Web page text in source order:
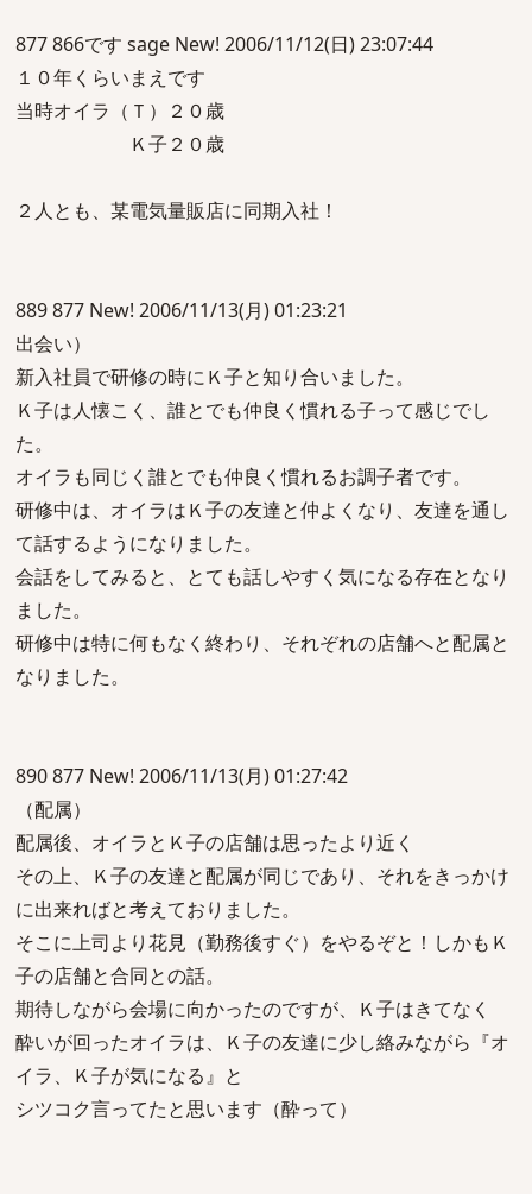
877 866です sage New! 2006/11/12(日) 23:07:44
１０年くらいまえです
当時オイラ（Ｔ）２０歳
Ｋ子２０歳
２人とも、某電気量販店に同期入社！
889 877 New! 2006/11/13(月) 01:23:21
出会い）
新入社員で研修の時にＫ子と知り合いました。
Ｋ子は人懐こく、誰とでも仲良く慣れる子って感じでし
た。
オイラも同じく誰とでも仲良く慣れるお調子者です。
研修中は、オイラはＫ子の友達と仲よくなり、友達を通し
て話するようになりました。
会話をしてみると、とても話しやすく気になる存在となり
ました。
研修中は特に何もなく終わり、それぞれの店舗へと配属と
なりました。
890 877 New! 2006/11/13(月) 01:27:42
（配属）
配属後、オイラとＫ子の店舗は思ったより近く
その上、Ｋ子の友達と配属が同じであり、それをきっかけ
に出来ればと考えておりました。
そこに上司より花見（勤務後すぐ）をやるぞと！しかもＫ
子の店舗と合同との話。
期待しながら会場に向かったのですが、Ｋ子はきてなく
酔いが回ったオイラは、Ｋ子の友達に少し絡みながら『オ
イラ、Ｋ子が気になる』と
シツコク言ってたと思います（酔って）